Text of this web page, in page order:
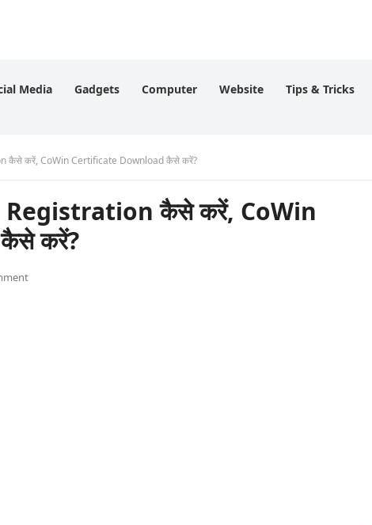
Media Gadgets Computer Website Tips & Tricks
कैसे करें, CoWin Certificate Download कैसे करें?
कैसे करें, CoWin
करें?